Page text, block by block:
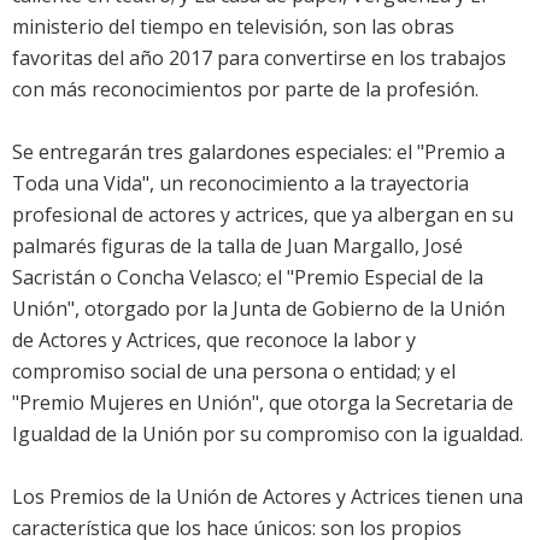
ministerio del tiempo en televisión, son las obras
favoritas del año 2017 para convertirse en los trabajos
con más reconocimientos por parte de la profesión.
Se entregarán tres galardones especiales: el "Premio a
Toda una Vida", un reconocimiento a la trayectoria
profesional de actores y actrices, que ya albergan en su
palmarés figuras de la talla de Juan Margallo, José
Sacristán o Concha Velasco; el "Premio Especial de la
Unión", otorgado por la Junta de Gobierno de la Unión
de Actores y Actrices, que reconoce la labor y
compromiso social de una persona o entidad; y el
"Premio Mujeres en Unión", que otorga la Secretaria de
Igualdad de la Unión por su compromiso con la igualdad.
Los Premios de la Unión de Actores y Actrices tienen una
característica que los hace únicos: son los propios